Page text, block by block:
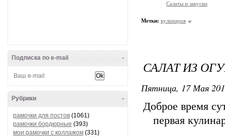
-
Подписка по e-mail
-
Рубрики
рамочки для постов (1061)
рамочки бордюрные (393)
мои рамочки с коллажом (331)
Салаты и закуски
Метки: кулинария
САЛАТ ИЗ
Пятница, 17 Мая
Доброе время
первая